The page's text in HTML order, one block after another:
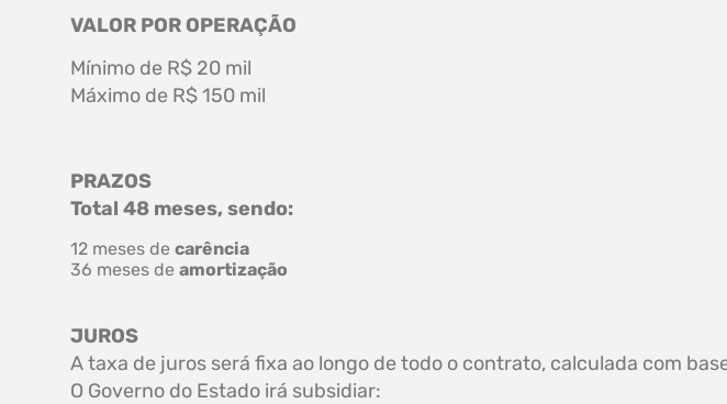
VALOR POR OPERAÇÃO
Mínimo de R$ 20 mil
Máximo de R$ 150 mil
PRAZOS
Total 48 meses, sendo:
12 meses de carência
36 meses de amortização
JUROS
A taxa de juros será fixa ao longo de todo o contrato, calculada com
O Governo do Estado irá subsidiar: